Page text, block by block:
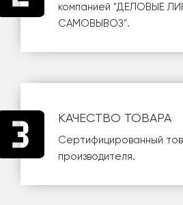
компанией "ДЕЛОВЫЕ
САМОВЫВОЗ".
КАЧЕСТВО ТОВАРА
Сертифицированный
производителя.